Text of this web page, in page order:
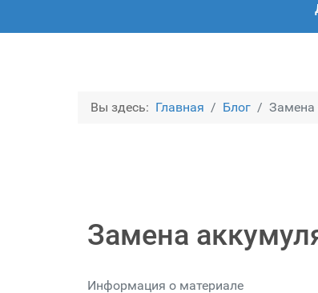
Вы здесь: Главная Блог Замена
Замена
Информация о материале